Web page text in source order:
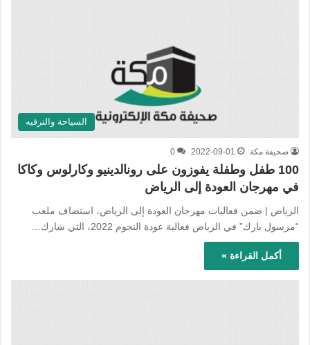
السياحة والترفيه
صحيفة مكة 2022-09-01
0
100 طفل وطفلة يفوزون على رونالدينيو وكارلوس وكاكا
في مهرجان العودة إلى الرياض
الرياض | ضمن فعاليات مهرجان العودة إلى الرياض، استضاف ملعب
“مرسول بارك” في الرياض فعالية عودة النجوم 2022، التي شارك…
أكمل القراءة »